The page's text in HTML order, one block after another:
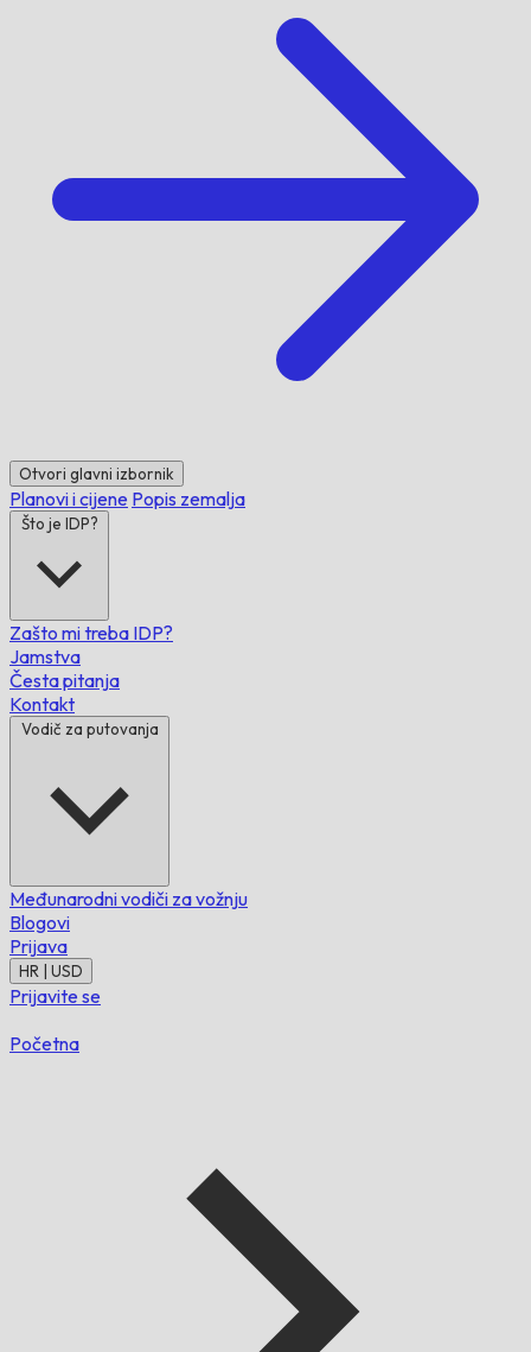
Otvori glavni izbornik
Planovi i cijene Popis zemalja
Što je IDP?
Zašto mi treba IDP?
Jamstva
Česta pitanja
Kontakt
Vodič za putovanja
Međunarodni vodiči za vožnju
Blogovi
Prijava
HR | USD
Prijavite se
Početna